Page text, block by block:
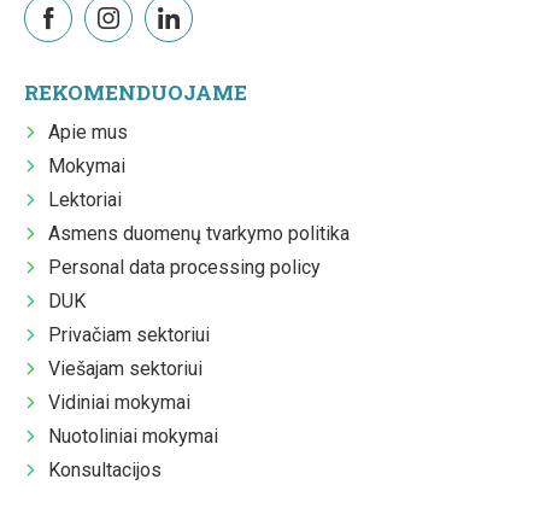
REKOMENDUOJAME
Apie mus
Mokymai
Lektoriai
Asmens duomenų tvarkymo politika
Personal data processing policy
DUK
Privačiam sektoriui
Viešajam sektoriui
Vidiniai mokymai
Nuotoliniai mokymai
Konsultacijos